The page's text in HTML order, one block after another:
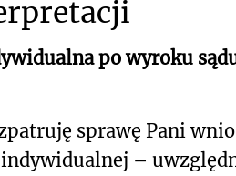
po wyroku
sprawę Pani
–